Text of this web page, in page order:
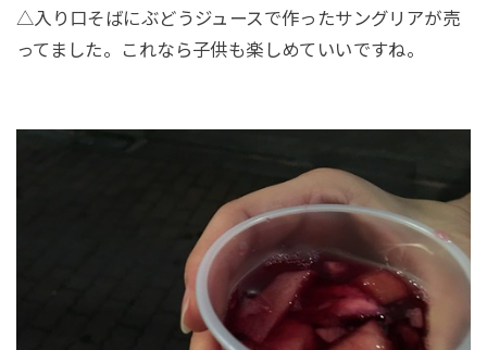
△入り口そばにぶどうジュースで作ったサングリアが売
ってました。これなら子供も楽しめていいですね。